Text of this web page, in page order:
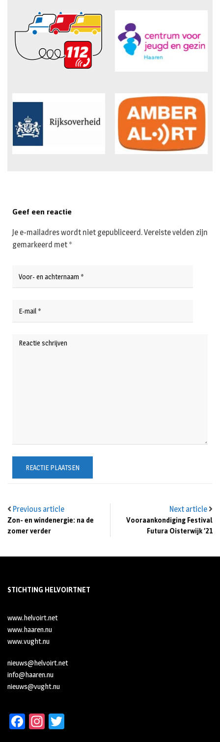
Previous article
Zon- en windenergie: na de
zomer verder
Next article
Vooraankondiging Festival
Futura Oisterwijk ’21
Geef een reactie
Je e-mailadres wordt niet gepubliceerd.Vereiste velden zijn
gemarkeerd met *
STICHTING HELVOIRTNET
www.helvoirt.net
www.haaren.nu
www.vught.nu
nieuws@helvoirt.net
info@haaren.nu
nieuws@vught.nu
Fa In